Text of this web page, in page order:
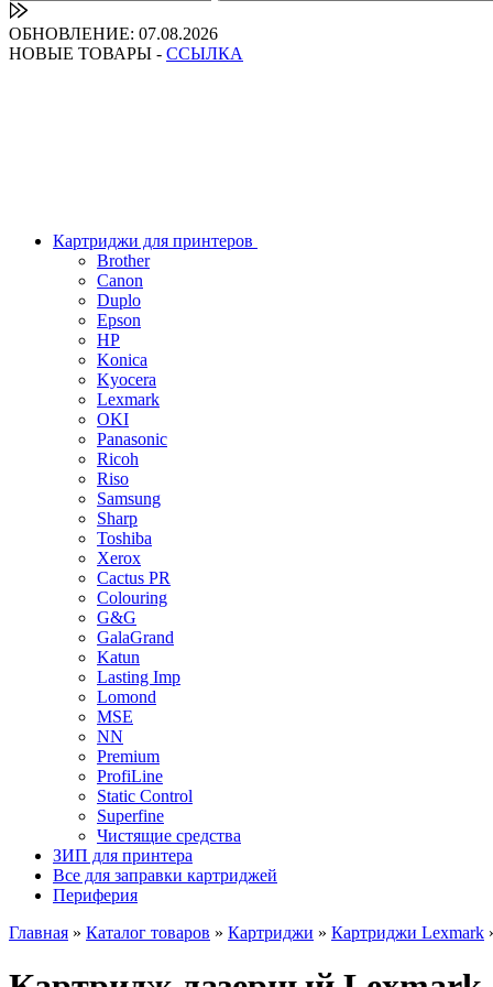
ОБНОВЛЕНИЕ: 07.08.2026
НОВЫЕ ТОВАРЫ - ССЫЛКА
Картриджи для принтеров
Brother
Canon
Duplo
Epson
HP
Konica
Kyocera
Lexmark
OKI
Panasonic
Ricoh
Riso
Samsung
Sharp
Toshiba
Xerox
Cactus PR
Colouring
G&G
GalaGrand
Katun
Lasting Imp
Lomond
MSE
NN
Premium
ProfiLine
Static Control
Superfine
Чистящие средства
ЗИП для принтера
Все для заправки картриджей
Периферия
Главная » Каталог товаров » Картриджи » Картриджи Lexmark